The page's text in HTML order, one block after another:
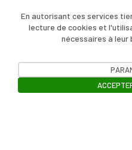
En autorisant ces services
lecture de cookies et
nécessaires à leur